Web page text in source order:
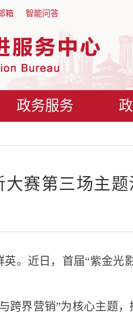
箱 智能问答
政务服务
赛第三场主
。近日，首届“紫金
跨界营销”为核心主题